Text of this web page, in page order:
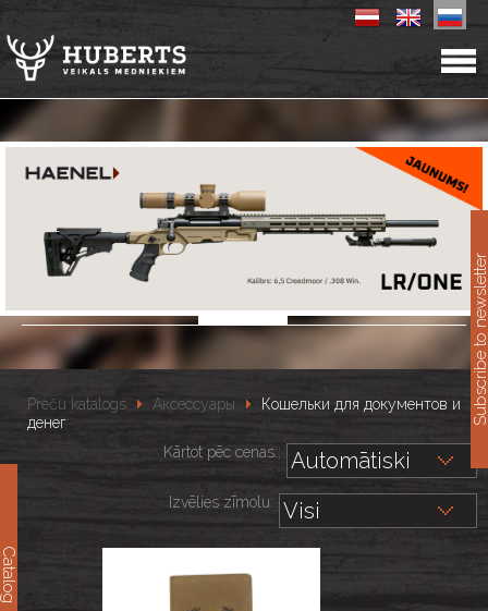
Catalog
Preču katalogs Аксессуары
Кошельки для документов и
денег
Kārtot pēc cenas::
Izvēlies zīmolu:
Subscribe